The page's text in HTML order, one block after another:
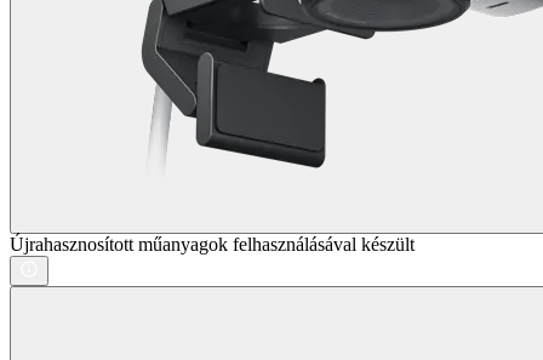
Újrahasznosított műanyagok felhasználásával készült